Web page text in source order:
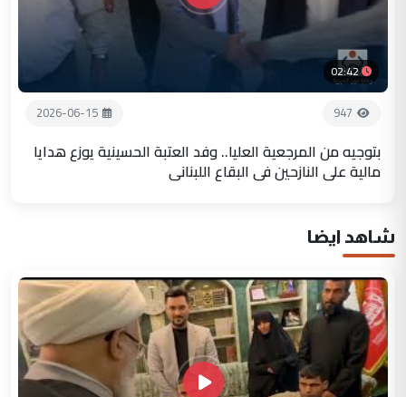
02:42
947
2026-06-15
بتوجيه من المرجعية العليا.. وفد العتبة الحسينية يوزع هدايا
مالية على النازحين في البقاع اللبناني
شاهد ايضا